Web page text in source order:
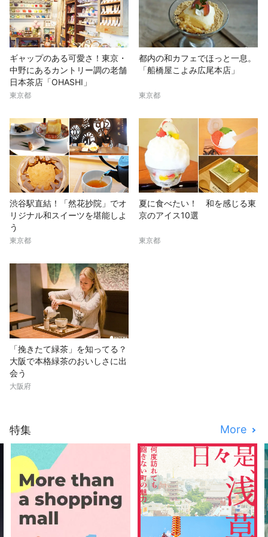
ギャップのある可愛さ！東京・
中野にあるカントリー調の老舗
日本茶店「OHASHI」
東京都
都内の和カフェでほっと一息。
「船橋屋こよみ広尾本店」
東京都
渋谷駅直結！「然花抄院」でオ
リジナル和スイーツを堪能しよ
う
東京都
夏に食べたい！ 和を感じる東
京のアイス10選
東京都
「挽きたて緑茶」を知ってる？
大阪で本格緑茶のおいしさに出
会う
大阪府
特集 More